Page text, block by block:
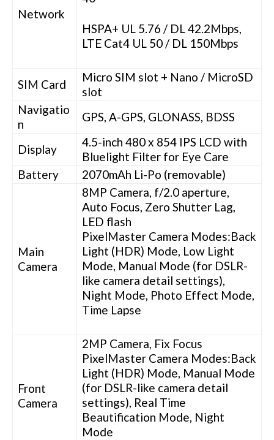
Network
HSPA+ UL 5.76 / DL 42.2Mbps,
LTE Cat4 UL 50 / DL 150Mbps
SIM Card
Micro SIM slot + Nano / MicroSD
slot
Navigatio
n
GPS, A-GPS, GLONASS, BDSS
Display
4.5-inch 480 x 854 IPS LCD with
Bluelight Filter for Eye Care
Battery
2070mAh Li-Po (removable)
Main
Camera
8MP Camera, f/2.0 aperture,
Auto Focus, Zero Shutter Lag,
LED flash
PixelMaster Camera Modes:Back
Light (HDR) Mode, Low Light
Mode, Manual Mode (for DSLR-
like camera detail settings),
Night Mode, Photo Effect Mode,
Time Lapse
Front
Camera
2MP Camera, Fix Focus
PixelMaster Camera Modes:Back
Light (HDR) Mode, Manual Mode
(for DSLR-like camera detail
settings), Real Time
Beautification Mode, Night
Mode